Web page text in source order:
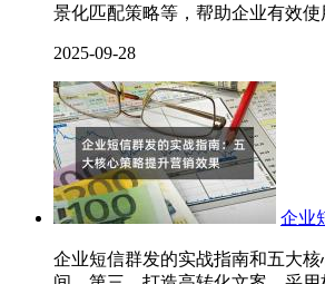
景化匹配策略等，帮助企业有效
2025-09-28
企业
企业短信群发的实战指南和五大